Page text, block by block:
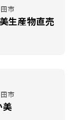
市
生産物直売
市